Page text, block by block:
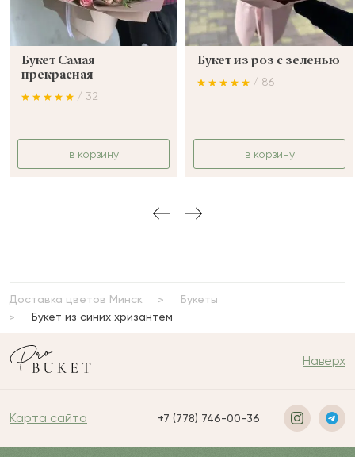
Букет Самая
прекрасная
/ 32
в корзину
Букет из роз с зеленью
/ 86
в корзину
Доставка цветов Минск
Букеты
Букет из синих хризантем
Наверх
Карта сайта +7 (778) 746-00-36